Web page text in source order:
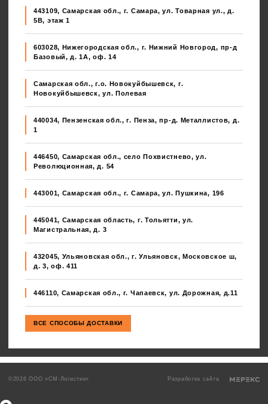
443109, Самарская обл., г. Самара, ул. Товарная ул., д.
5В, этаж 1
603028, Нижегородская обл., г. Нижний Новгород, пр-д
Базовый, д. 1А, оф. 14
Самарская обл., г.о. Новокуйбышевск, г.
Новокуйбышевск, ул. Полевая
440034, Пензенская обл., г. Пенза, пр-д. Металлистов, д.
1
446450, Самарская обл., село Похвистнево, ул.
Революционная, д. 54
443001, Самарская обл., г. Самара, ул. Пушкина, 196
445041, Самарская область, г. Тольятти, ул.
Магистральная, д. 3
432045, Ульяновская обл., г. Ульяновск, Московское ш,
д. 3, оф. 411
446110, Самарская обл., г. Чапаевск, ул. Дорожная, д.11
©2026 ООО «СМ-Логистик» Разработка сайта